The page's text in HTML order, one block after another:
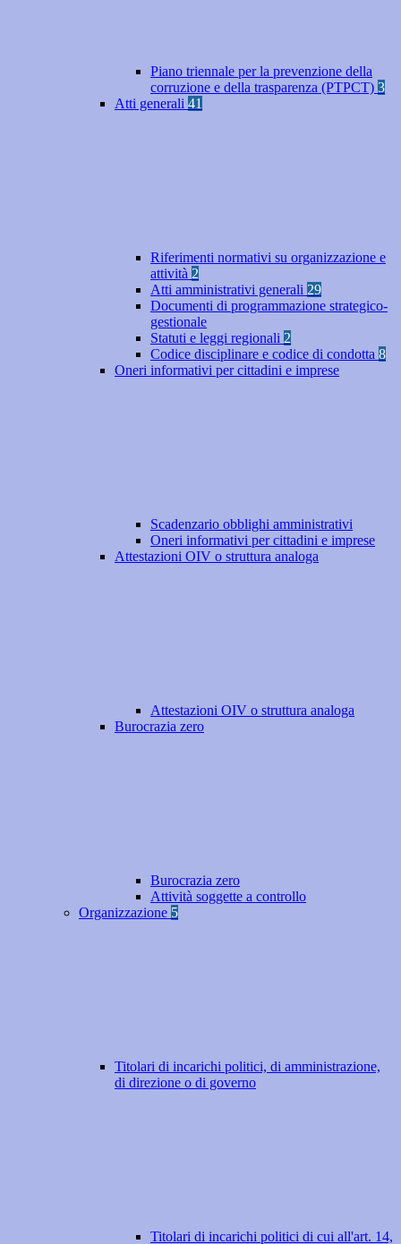
Piano triennale per la prevenzione della
corruzione e della trasparenza (PTPCT) 3
Atti generali 41
Riferimenti normativi su organizzazione e
attività 2
Atti amministrativi generali 29
Documenti di programmazione strategico-
gestionale
Statuti e leggi regionali 2
Codice disciplinare e codice di condotta 8
Oneri informativi per cittadini e imprese
Scadenzario obblighi amministrativi
Oneri informativi per cittadini e imprese
Attestazioni OIV o struttura analoga
Attestazioni OIV o struttura analoga
Burocrazia zero
Burocrazia zero
Attività soggette a controllo
Organizzazione 5
Titolari di incarichi politici, di amministrazione,
di direzione o di governo
Titolari di incarichi politici di cui all'art. 14,